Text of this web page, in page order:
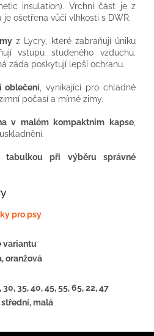
insulation). Vrchní část je z
ošetřena vůči vlhkosti s DWR.
z Lycry, které zabraňují úniku
vstupu studeného vzduchu.
záda poskytují lepší ochranu.
oblečení , vynikající pro chladné
počasí a mírné zimy.
v malém kompaktním kapse
tabulkou při výběru správné
pro psy
variantu
oranžová
30, 35, 40, 45, 55, 65, 22, 47
malá